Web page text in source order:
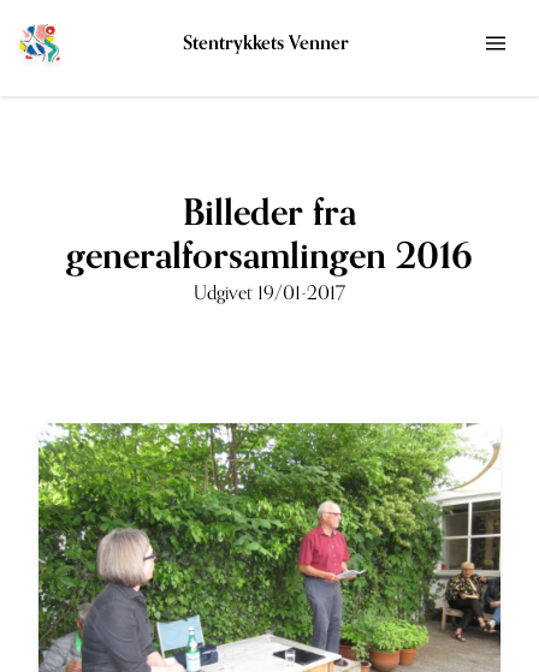
Stentrykkets Venner
Billeder fra
generalforsamlingen 2016
Udgivet 19/01-2017